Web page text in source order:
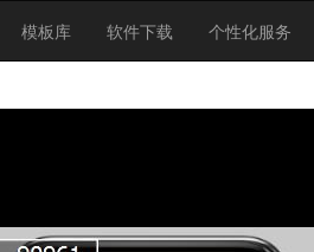
模板库 软件下载 个性化服务